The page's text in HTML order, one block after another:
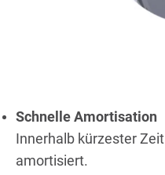
Schnelle Amortisation
Innerhalb kürzester
amortisiert.